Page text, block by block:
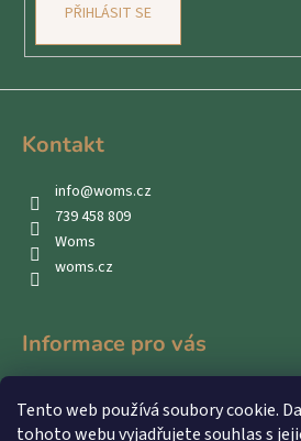
Tento web používá soubory cookie.
tohoto webu vyjadřujete souhlas s
PŘIHLÁSIT SE
Kontakt
info@woms.cz
739 458 809
Woms
woms.cz
Informace pro vás
Obchodní podmínky